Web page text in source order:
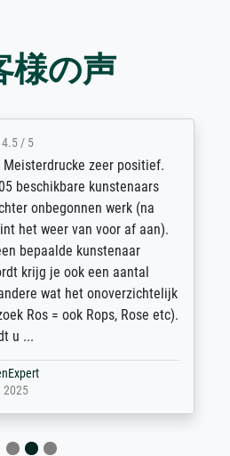
様の声
5
zeer positief.
kunstenaars
onbegonnen werk (na
weer van voor af aan).
kunstenaar
je ook een aantal
wat het onoverzichtelijk
Ros = ook Rops, Rose etc).